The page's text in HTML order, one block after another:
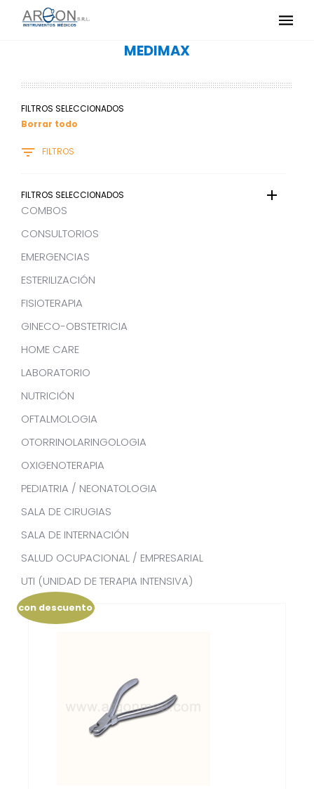
MEDIMAX
FILTROS SELECCIONADOS
Borrar todo
FILTROS
FILTROS SELECCIONADOS
COMBOS
CONSULTORIOS
EMERGENCIAS
ESTERILIZACIÓN
FISIOTERAPIA
GINECO-OBSTETRICIA
HOME CARE
LABORATORIO
NUTRICIÓN
OFTALMOLOGIA
OTORRINOLARINGOLOGIA
OXIGENOTERAPIA
PEDIATRIA / NEONATOLOGIA
SALA DE CIRUGIAS
SALA DE INTERNACIÓN
SALUD OCUPACIONAL / EMPRESARIAL
UTI (UNIDAD DE TERAPIA INTENSIVA)
con descuento